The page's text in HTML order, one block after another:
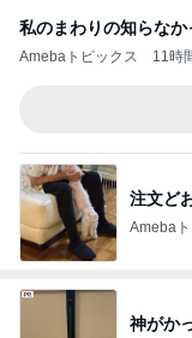
私のまわりの知らな
Amebaトピックス 11時
注文ど
Ameba
神がか